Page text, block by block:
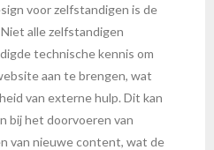
voor zelfstandigen is de
alle zelfstandigen
technische kennis om
aan te brengen, wat
van externe hulp. Dit kan
bij het doorvoeren van
van nieuwe content, wat de